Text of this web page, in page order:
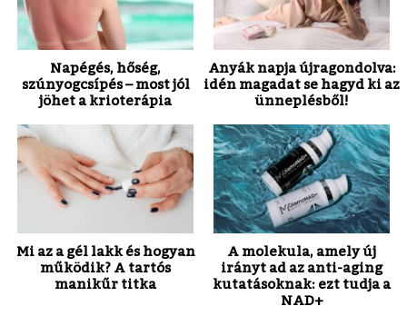
Napégés, hőség,
szúnyogcsípés – most jól
jöhet a krioterápia
Anyák napja újragondolva:
idén magadat se hagyd ki az
ünneplésből!
Mi az a gél lakk és hogyan
működik? A tartós
manikűr titka
A molekula, amely új
irányt ad az anti-aging
kutatásoknak: ezt tudja a
NAD+